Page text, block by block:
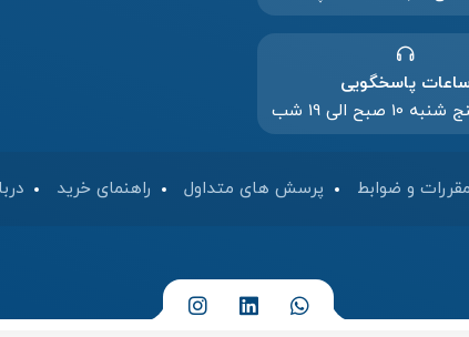
پاسخگویی
صبح الی 19 شب
و ضوابط پرسش های متداول راهنمای خرید